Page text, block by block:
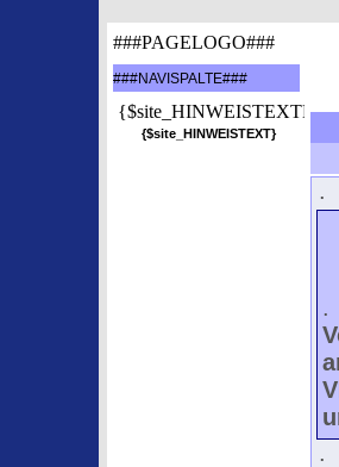
###PAGELOGO###
###NAVISPALTE###
{$site_HINWEISTEXT}
.
.
.